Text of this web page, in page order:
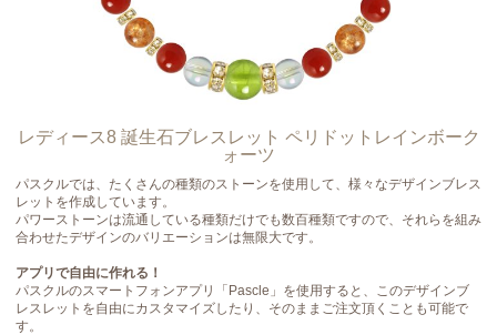
レディース8 誕生石ブレスレット ペリドットレインボーク
ォーツ
パスクルでは、たくさんの種類のストーンを使用して、様々なデザインブレス
レットを作成しています。
パワーストーンは流通している種類だけでも数百種類ですので、それらを組み
合わせたデザインのバリエーションは無限大です。
アプリで自由に作れる！
パスクルのスマートフォンアプリ「Pascle」を使用すると、このデザインブ
レスレットを自由にカスタマイズしたり、そのままご注文頂くことも可能で
す。